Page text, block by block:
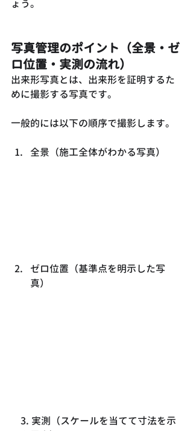
ょう。
写真管理のポイント（全景・ゼ
ロ位置・実測の流れ）
出来形写真とは、出来形を証明するた
めに撮影する写真です。
一般的には以下の順序で撮影します。
全景（施工全体がわかる写真）
ゼロ位置（基準点を明示した写
真）
3. 実測（スケールを当てて寸法を示